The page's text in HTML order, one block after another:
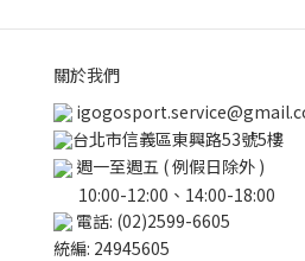
關於我們
台北市信義區東興路53號5樓
週一至週五 ( 例假日除外 )
10:00-12:00、14:00-18:00
電話: (02)2599-6605
統編: 24945605